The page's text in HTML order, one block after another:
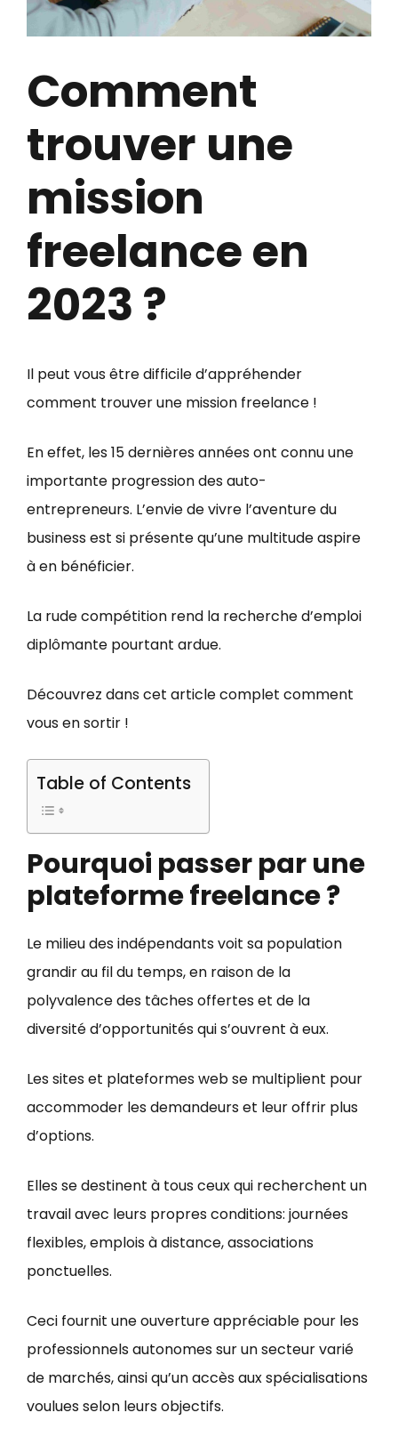
Comment
trouver une
mission
freelance en
2023 ?
Il peut vous être difficile d’appréhender
comment trouver une mission freelance !
En effet, les 15 dernières années ont connu une
importante progression des auto-
entrepreneurs. L’envie de vivre l’aventure du
business est si présente qu’une multitude aspire
à en bénéficier.
La rude compétition rend la recherche d’emploi
diplômante pourtant ardue.
Découvrez dans cet article complet comment
vous en sortir !
Table of Contents
Pourquoi passer par une
plateforme freelance ?
Le milieu des indépendants voit sa population
grandir au fil du temps, en raison de la
polyvalence des tâches offertes et de la
diversité d’opportunités qui s’ouvrent à eux.
Les sites et plateformes web se multiplient pour
accommoder les demandeurs et leur offrir plus
d’options.
Elles se destinent à tous ceux qui recherchent un
travail avec leurs propres conditions: journées
flexibles, emplois à distance, associations
ponctuelles.
Ceci fournit une ouverture appréciable pour les
professionnels autonomes sur un secteur varié
de marchés, ainsi qu’un accès aux spécialisations
voulues selon leurs objectifs.